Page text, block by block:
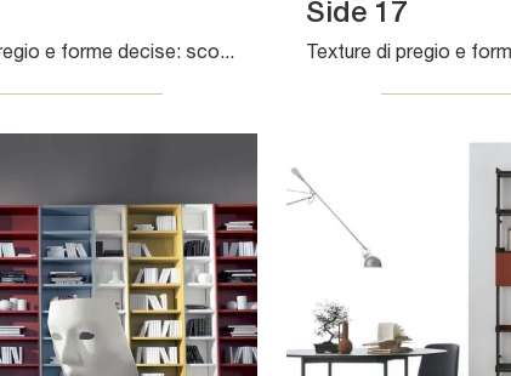
Finiture di pregio e forme decise: scopri la libreria Side 19 di Fimar tra le più belle Librerie design a muro.
Side 17